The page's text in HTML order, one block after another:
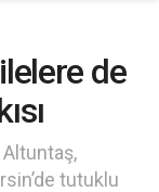
de
tutuklu